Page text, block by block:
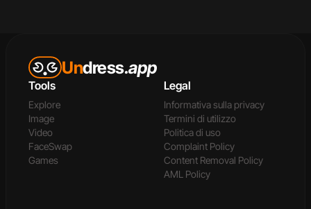
Undress.app
Tools
Explore
Image
Video
FaceSwap
Games
Legal
Informativa sulla privacy
Termini di utilizzo
Politica di uso
Complaint Policy
Content Removal Policy
AML Policy